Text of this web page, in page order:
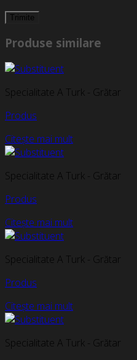
Produse similare
Specialitate A Turk - Grătar
Produs
Citește mai mult
Specialitate A Turk - Grătar
Produs
Citește mai mult
Specialitate A Turk - Grătar
Produs
Citește mai mult
Specialitate A Turk - Grătar